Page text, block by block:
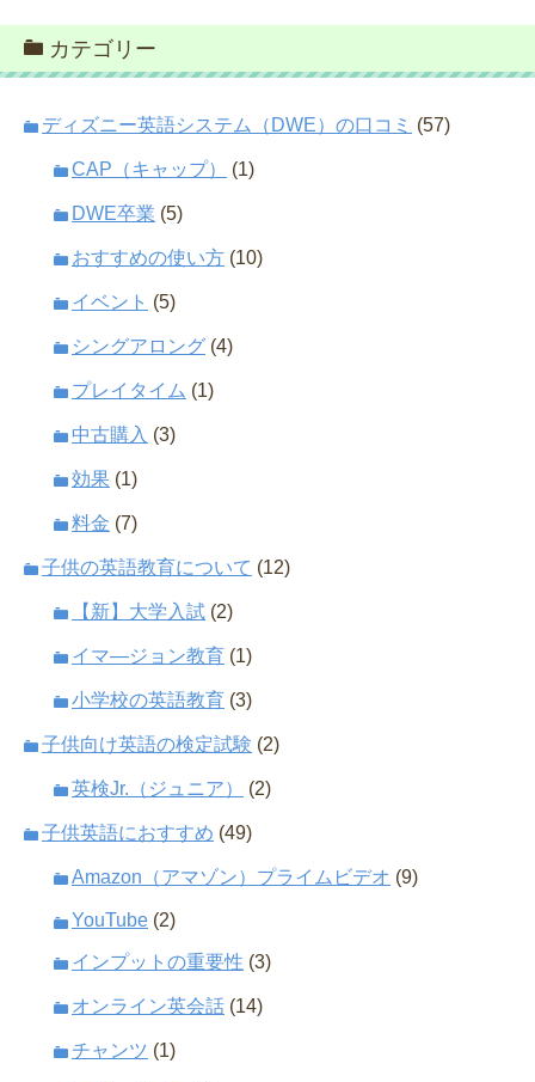
カテゴリー
ディズニー英語システム（DWE）の口コミ (57)
CAP（キャップ） (1)
DWE卒業 (5)
おすすめの使い方 (10)
イベント (5)
シングアロング (4)
プレイタイム (1)
中古購入 (3)
効果 (1)
料金 (7)
子供の英語教育について (12)
【新】大学入試 (2)
イマ―ジョン教育 (1)
小学校の英語教育 (3)
子供向け英語の検定試験 (2)
英検Jr.（ジュニア） (2)
子供英語におすすめ (49)
Amazon（アマゾン）プライムビデオ (9)
YouTube (2)
インプットの重要性 (3)
オンライン英会話 (14)
チャンツ (1)